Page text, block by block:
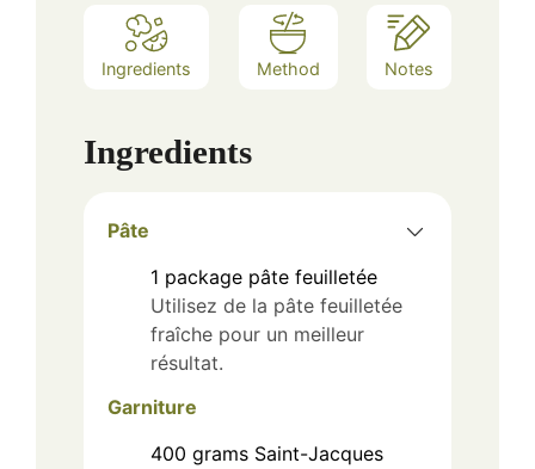
Ingredients Method Notes
Ingredients
Pâte
1 package pâte feuilletée
Utilisez de la pâte feuilletée
fraîche pour un meilleur
résultat.
Garniture
400 grams Saint-Jacques